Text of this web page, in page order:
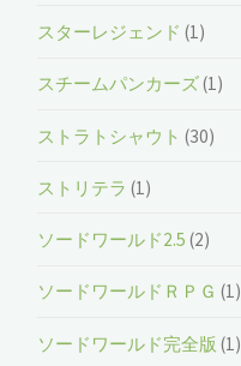
スターレジェンド (1)
スチームパンカーズ(1)
ストラトシャウト (30)
ストリテラ (1)
ソードワールド2.5 (2)
ソードワールドＲＰＧ (1)
ソードワールド完全版 (1)